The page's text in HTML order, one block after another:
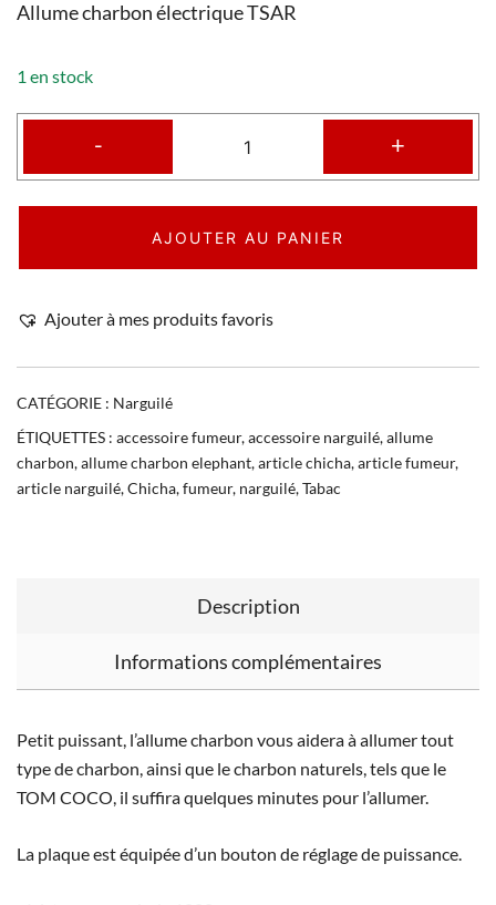
Allume charbon électrique TSAR
1 en stock
- +
AJOUTER AU PANIER
Ajouter à mes produits favoris
CATÉGORIE : Narguilé
ÉTIQUETTES : accessoire fumeur,accessoire narguilé,allume
charbon,allume charbon elephant,article chicha,article fumeur,
article narguilé,Chicha,fumeur, narguilé,Tabac
Description
Informations complémentaires
Petit puissant, l’allume charbon vous aidera à allumer tout
type de charbon, ainsi que le charbon naturels, tels que le
TOM COCO, il suffira quelques minutes pour l’allumer.
La plaque est équipée d’un bouton de réglage de puissance.